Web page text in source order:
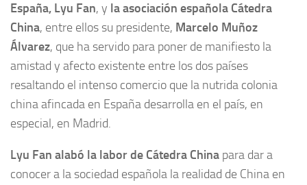
España, Lyu Fan, y la asociación española Cátedra
China, entre ellos su presidente, Marcelo Muñoz
Álvarez, que ha servido para poner de manifiesto la
amistad y afecto existente entre los dos países
resaltando el intenso comercio que la nutrida colonia
china afincada en España desarrolla en el país, en
especial, en Madrid.
Lyu Fan alabó la labor de Cátedra China para dar a
conocer a la sociedad española la realidad de China en